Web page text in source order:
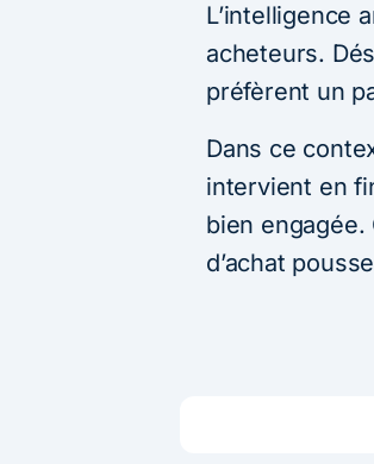
L’intelligence
acheteurs.
préfèrent un
Dans ce
intervient en
bien
d’achat